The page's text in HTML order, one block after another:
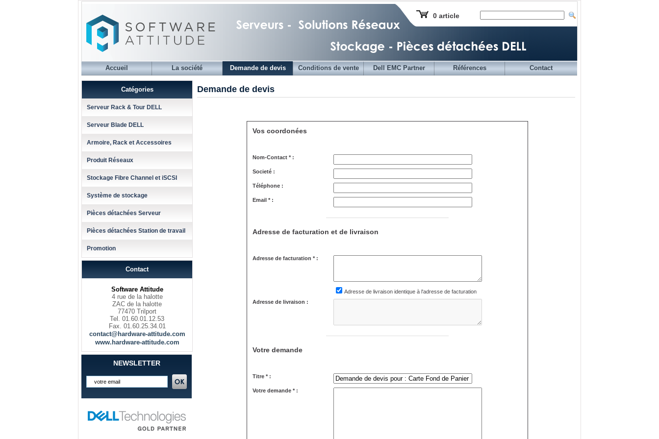
0 article
Accueil La société Demande de devis Conditions de vente Dell EMC Partner Références Contact
Catégories
Serveur Rack & Tour DELL
Serveur Blade DELL
Armoire, Rack et Accessoires
Produit Réseaux
Stockage Fibre Channel et iSCSI
Système de stockage
Pièces détachées Serveur
Pièces détachées Station de travail
Promotion
Contact
Software Attitude
4 rue de la halotte
ZAC de la halotte
77470 Trilport
Tel. 01.60.01.12.53
Fax. 01.60.25.34.01
contact@hardware-attitude.com
www.hardware-attitude.com
NEWSLETTER
Demande de devis
Vos coordonées
Nom-Contact * :
Societé :
Téléphone :
Email * :
Adresse de facturation et de livraison
Adresse de facturation * :
Adresse de livraison identique à l'adresse de facturation
Adresse de livraison :
Votre demande
Titre * :
Votre demande * :